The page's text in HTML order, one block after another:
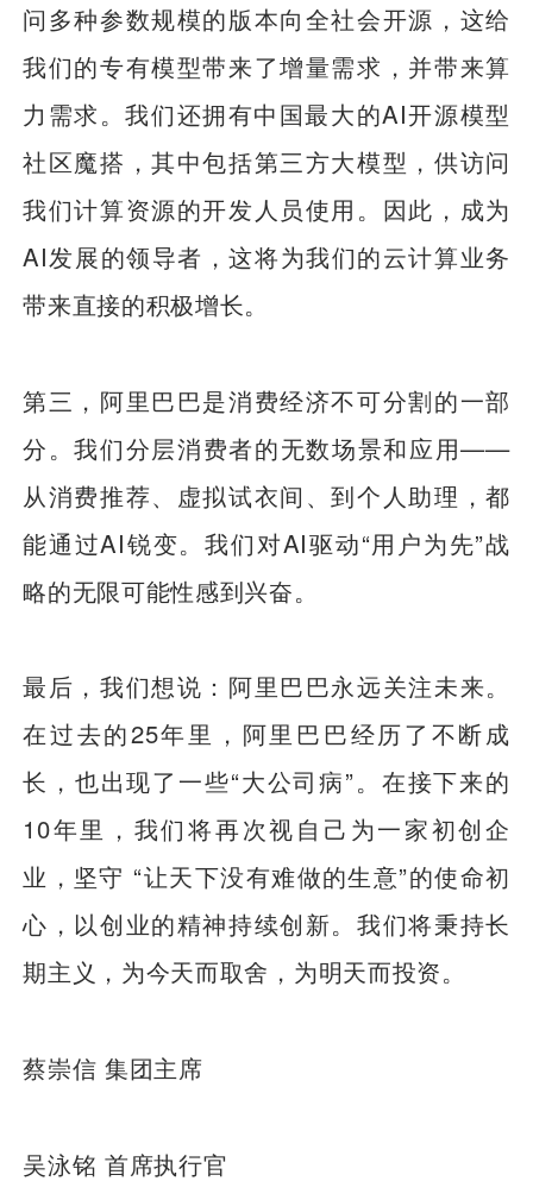
问多种参数规模的版本向全社会开源，这给
我们的专有模型带来了增量需求，并带来算
力需求。我们还拥有中国最大的AI开源模型
社区魔搭，其中包括第三方大模型，供访问
我们计算资源的开发人员使用。因此，成为
AI发展的领导者，这将为我们的云计算业务
带来直接的积极增长。
第三，阿里巴巴是消费经济不可分割的一部
分。我们分层消费者的无数场景和应用——
从消费推荐、虚拟试衣间、到个人助理，都
能通过AI锐变。我们对AI驱动“用户为先”战
略的无限可能性感到兴奋。
最后，我们想说：阿里巴巴永远关注未来。
在过去的25年里，阿里巴巴经历了不断成
长，也出现了一些“大公司病”。在接下来的
10年里，我们将再次视自己为一家初创企
业，坚守 “让天下没有难做的生意”的使命初
心，以创业的精神持续创新。我们将秉持长
期主义，为今天而取舍，为明天而投资。
蔡崇信 集团主席
吴泳铭 首席执行官